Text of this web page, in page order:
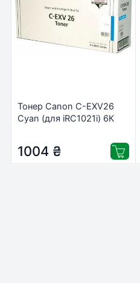
Тонер Canon C-EXV26
Cyan (для iRC1021i) 6К
1004 ₴